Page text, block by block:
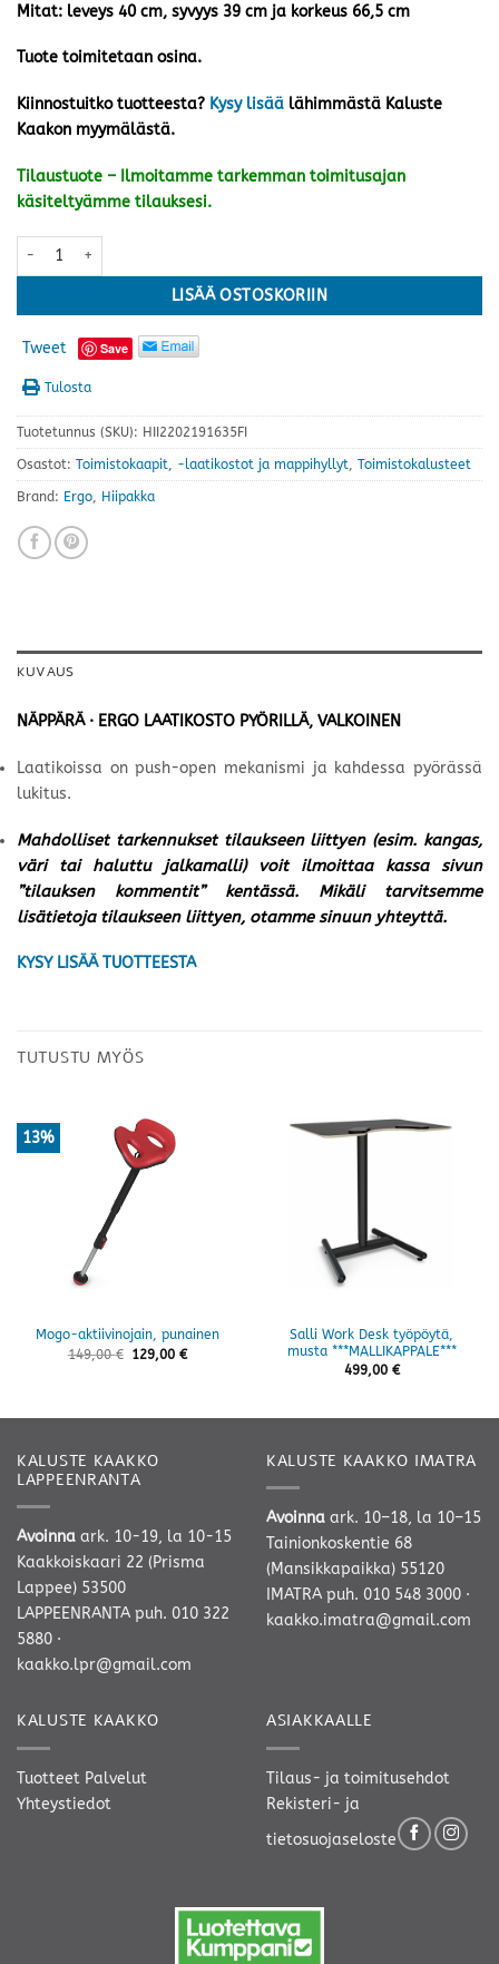
Mitat: leveys 40 cm, syvyys 39 cm ja korkeus 66,5 cm
Tuote toimitetaan osina.
Kiinnostuitko tuotteesta? Kysy lisää lähimmästä Kaluste
Kaakon myymälästä.
Tilaustuote – Ilmoitamme tarkemman toimitusajan
käsiteltyämme tilauksesi.
Ergo laatikosto pyörillä, valkoinen määrä
LISÄÄ OSTOSKORIIN
Tweet Save
Tulosta
Tuotetunnus (SKU): HII2202191635FI
Osastot: Toimistokaapit, -laatikostot ja mappihyllyt, Toimistokalusteet
Brand: Ergo, Hiipakka
KUVAUS
NÄPPÄRÄ · ERGO LAATIKOSTO PYÖRILLÄ, VALKOINEN
Laatikoissa on push-open mekanismi ja kahdessa pyörässä
lukitus.
Mahdolliset tarkennukset tilaukseen liittyen (esim. kangas,
väri tai haluttu jalkamalli) voit ilmoittaa kassa sivun
”tilauksen kommentit” kentässä. Mikäli tarvitsemme
lisätietoja tilaukseen liittyen, otamme sinuun yhteyttä.
KYSY LISÄÄ TUOTTEESTA
TUTUSTU MYÖS
13%
Mogo-aktiivinojain, punainen
149,00€ 129,00€
Salli Work Desk työpöytä,
musta ***MALLIKAPPALE***
499,00 €
KALUSTE KAAKKO
LAPPEENRANTA
Avoinna ark. 10-19, la 10-15
Kaakkoiskaari 22 (Prisma
Lappee) 53500
LAPPEENRANTA puh. 010 322
5880 ·
kaakko.lpr@gmail.com
KALUSTE KAAKKO IMATRA
Avoinna ark. 10–18, la 10–15
Tainionkoskentie 68
(Mansikkapaikka) 55120
IMATRA puh. 010 548 3000 ·
kaakko.imatra@gmail.com
KALUSTE KAAKKO
Tuotteet Palvelut
Yhteystiedot
ASIAKKAALLE
Tilaus- ja toimitusehdot
Rekisteri- ja
tietosuojaseloste